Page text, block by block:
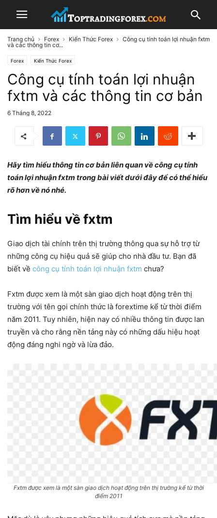
Trang chủ Forex Kiến Thức Forex
Công cụ tính toán lợi nhuận fxtm
và các thông tin cơ...
Forex Kiến Thức Forex
Công cụ tính toán lợi nhuận
fxtm và các thông tin cơ bản
6 Tháng 8, 2022
Hãy tìm hiểu thông tin cơ bản liên quan về công cụ tính
toán lợi nhuận fxtm trong bài viết dưới đây để có thể hiểu
rõ hơn về nó nhé.
Tìm hiểu về fxtm
Giao dịch tài chính trên thị trường thông qua sự hỗ trợ từ
những công cụ hiệu quả sẽ giúp cho nhà đầu tư. Bạn đã
biết về công cụ tính toán lợi nhuận fxtm chưa?
Fxtm được xem là một sàn giao dịch hoạt động trên thị
trường với tên gọi chính thức là forextime kể từ thời điểm
năm 2011. Tuy nhiên, hiện nay có nhiều thông tin được lan
truyền và cho rằng nền tảng này có những dấu hiệu hoạt
động đáng nghi ngờ và lừa đảo.
Fxtm được xem là một sàn giao dịch hoạt động trên thị trường kể từ thời
điểm 2011